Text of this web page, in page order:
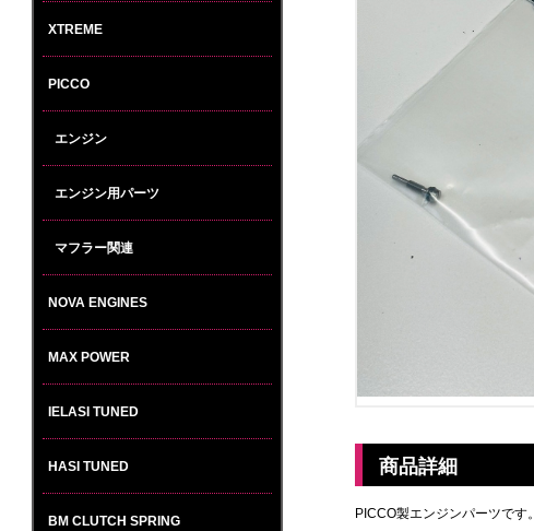
XTREME
PICCO
エンジン
エンジン用パーツ
マフラー関連
NOVA ENGINES
MAX POWER
IELASI TUNED
HASI TUNED
BM CLUTCH SPRING
商品詳細
PICCO製エンジンパーツです。